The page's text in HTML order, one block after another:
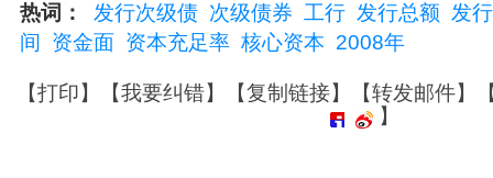
热词： 发行次级债 次级债券 工行 发行总额 发
间
资金面 资本充足率 核心资本 2008年
【打印】【我要纠错】【复制链接】【转发邮件】
】